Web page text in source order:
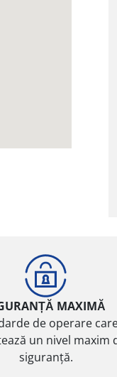
MAXIMĂ
de operare
un nivel maxim
siguranță.